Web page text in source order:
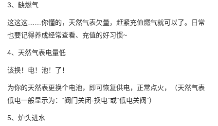
3、缺燃气
这这这……你懂的，天然气表欠量，赶紧充值燃气就可以了。日常
也要记得养成经常查看、充值的好习惯~
4、天然气表电量低
该换！电！池！了！
为你的天然表更换个电池，即可恢复供电，正常点火，（天然气表
低电一般显示为：“阀门关闭-换电”或“低电关阀”）
5、炉头进水